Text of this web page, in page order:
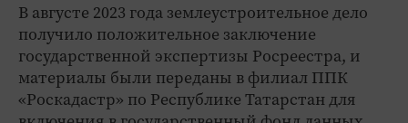
В августе 2023 года землеустроительное дело
получило положительное заключение
государственной экспертизы Росреестра, и
материалы были переданы в филиал ППК
«Роскадастр» по Республике Татарстан для